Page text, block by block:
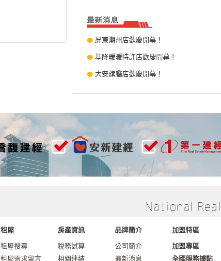
屏東潮州店歡慶開幕！
基隆暖暖特許店歡慶開幕！
大安旗艦店歡慶開幕！
租屋
租屋搜尋
租屋需求留言
房產資訊
稅務試算
相關連結
品牌簡介
公司簡介
最新消息
加盟特區
加盟專區
全國服務據點